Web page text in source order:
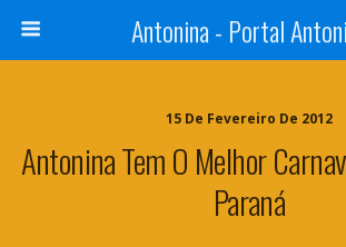
Antonina - Portal
15 De Fevereiro De 2012
Antonina Tem O Melhor
Paraná